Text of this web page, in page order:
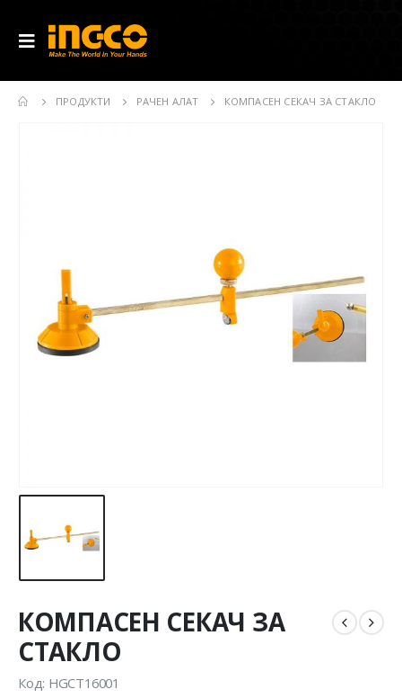
ПРОДУКТИ РАЧЕН АЛАТ КОМПАСЕН СЕКАЧ ЗА СТАКЛО
КОМПАСЕН СЕКАЧ ЗА
СТАКЛО
Код: HGCT16001